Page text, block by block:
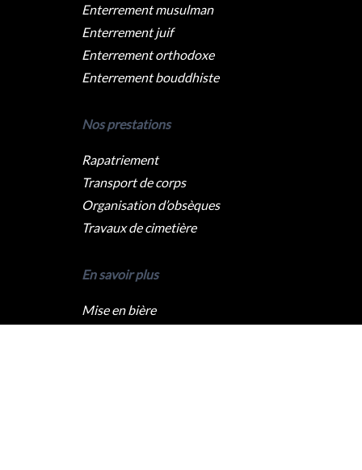
Enterrement musulman
Enterrement juif
Enterrement orthodoxe
Enterrement bouddhiste
Nos prestations
Rapatriement
Transport de corps
Organisation d’obsèques
Travaux de cimetière
En savoir plus
Mise en bière